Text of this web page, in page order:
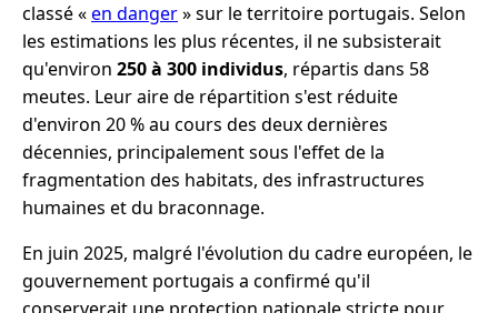
classé «en danger» sur le territoire portugais. Selon
les estimations les plus récentes, il ne subsisterait
qu'environ 250 à 300 individus, répartis dans 58
meutes. Leur aire de répartition s'est réduite
d'environ 20 % au cours des deux dernières
décennies, principalement sous l'effet de la
fragmentation des habitats, des infrastructures
humaines et du braconnage.
En juin 2025, malgré l'évolution du cadre européen, le
gouvernement portugais a confirmé qu'il